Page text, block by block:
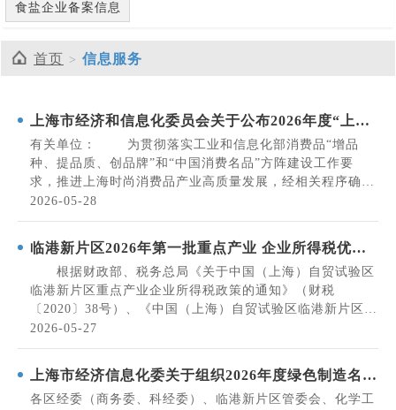
食盐企业备案信息
首页 信息服务
上海市经济和信息化委员会关于公布2026年度“上海
时尚出品”的通知
有关单位： 为贯彻落实工业和信息化部消费品“增品
种、提品质、创品牌”和“中国消费名品”方阵建设工作要
求，推进上海时尚消费品产业高质量发展，经相关程序确
定，现公布24项2026年度“上海时尚出品”名单。 附
件：2026年度“上海时尚出品”名单 上海市经济和信息
化委员会 2026年5月26日
2026-05-28
临港新片区2026年第一批重点产业 企业所得税优惠
资格拟认定企业名单公示
根据财政部、税务总局《关于中国（上海）自贸试验区
临港新片区重点产业企业所得税政策的通知》（财税
〔2020〕38号）、《中国（上海）自贸试验区临港新片区重
点产业企业所得税优惠资格认定管理办法》（沪财发
〔2024〕12号）和《关于中国（上海）自由贸易试验区临港
新片区重点产业企业实质性生产或研发活动有关问题的公...
2026-05-27
上海市经济信息化委关于组织2026年度绿色制造名单
推荐工作的通知
各区经委（商务委、科经委）、临港新片区管委会、化学工